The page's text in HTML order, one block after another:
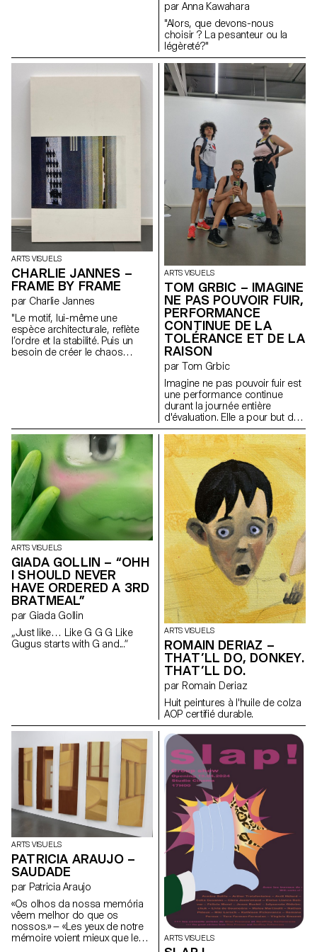
par Anna Kawahara
"Alors, que devons-nous
choisir ? La pesanteur ou la
légèreté?"
ARTS VISUELS
CHARLIE JANNES –
FRAME BY FRAME
par Charlie Jannes
"Le motif, lui-même une
espèce architecturale, reflète
l’ordre et la stabilité. Puis un
besoin de créer le chaos
dentelle et de la colle. Un
collage : une simultanéité ; un
éblouissement visuel, une
superposition, un message
final pour les sens. (…)"
ARTS VISUELS
TOM GRBIC – IMAGINE
NE PAS POUVOIR FUIR,
PERFORMANCE
CONTINUE DE LA
TOLÉRANCE ET DE LA
RAISON
par Tom Grbic
Imagine ne pas pouvoir fuir est
une performance continue
durant la journée entière
d'évaluation. Elle a pour but de
montrer le principe de "travail
trans" théorisé par Josephine
Gilles Harris en 2019. J. G.
Harris met entre autre en
lumière le fait que les
personnes queer se doivent
d'entretenir un état constant
performatif afin de pouvoir
naviguer le monde de manière
"compréhensible". Avec une
activation de textes de Laurène
Marx, Tom Grbic, Josephine
Gilles Harris et Adel Tincelin,
c'est aussi un effort pour
s'inscrire dans une lignée, une
Histoire queer critique et
chaleureuse.
ARTS VISUELS
GIADA GOLLIN – “OHH
I SHOULD NEVER
HAVE ORDERED A 3RD
BRATMEAL”
par Giada Gollin
„Just like… Like G G G Like
Gugus starts with G and...“
ARTS VISUELS
ROMAIN DERIAZ –
THAT’LL DO, DONKEY.
THAT’LL DO.
par Romain Deriaz
Huit peintures à l'huile de colza
AOP certifié durable.
ARTS VISUELS
PATRICIA ARAUJO –
SAUDADE
par Patricia Araujo
«Os olhos da nossa memória
vêem melhor do que os
nossos.» — «Les yeux de notre
mémoire voient mieux que les
ARTS VISUELS